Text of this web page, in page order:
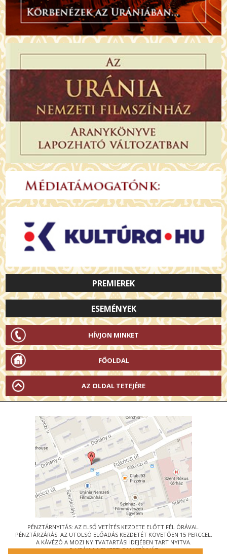
PREMIEREK
ESEMÉNYEK
HÍVJON MINKET
FŐOLDAL
AZ OLDAL TETEJÉRE
PÉNZTÁRNYITÁS: AZ ELSŐ VETÍTÉS KEZDETE ELŐTT FÉL ÓRÁVAL.
PÉNZTÁRZÁRÁS: AZ UTOLSÓ ELŐADÁS KEZDETÉT KÖVETŐEN 15 PERCCEL.
A KÁVÉZÓ A MOZI NYITVATARTÁSI IDEJÉBEN TART NYITVA.
© URÁNIA NEMZETI FILMSZÍNHÁZ